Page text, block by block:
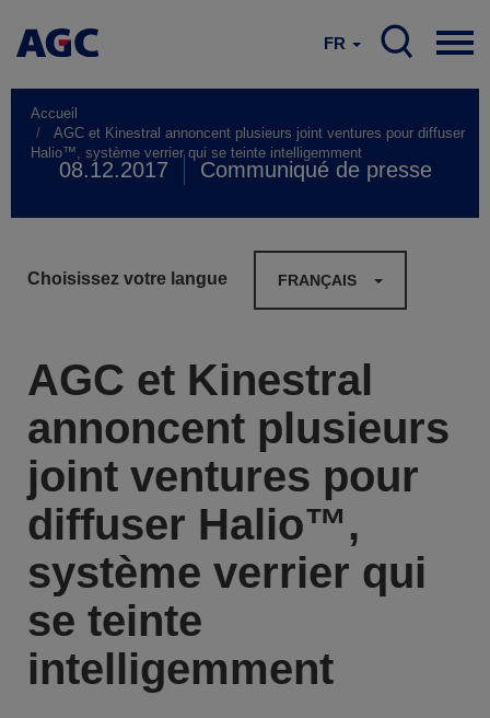
FR
Accueil
AGC et Kinestral annoncent plusieurs joint ventures pour diffuser
Halio™, système verrier qui se teinte intelligemment
08.12.2017 Communiqué de presse
Choisissez votre langue FRANÇAIS
AGC et Kinestral
annoncent plusieurs
joint ventures pour
diffuser Halio™,
système verrier qui
se teinte
intelligemment